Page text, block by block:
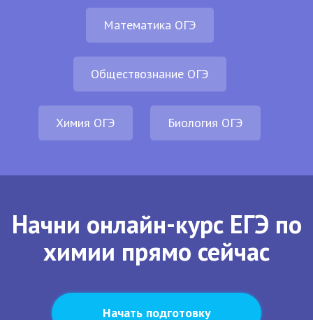
Математика ОГЭ
Обществознание ОГЭ
Химия ОГЭ Биология ОГЭ
Начни онлайн-курс ЕГЭ по
химии прямо сейчас
Начать подготовку